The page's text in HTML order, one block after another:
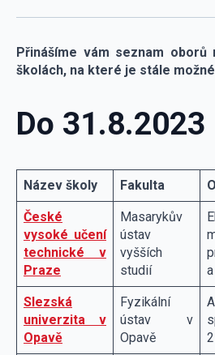
Přinášíme vám seznam oborů
školách, na které je stále
Do 31.8.2023
Název školy Fakulta
České
vysoké učení
technické v
Praze
Masarykův
ústav
vyšších
studií
Slezská
univerzita v
Opavě
Fyzikální
ústav v
Opavě